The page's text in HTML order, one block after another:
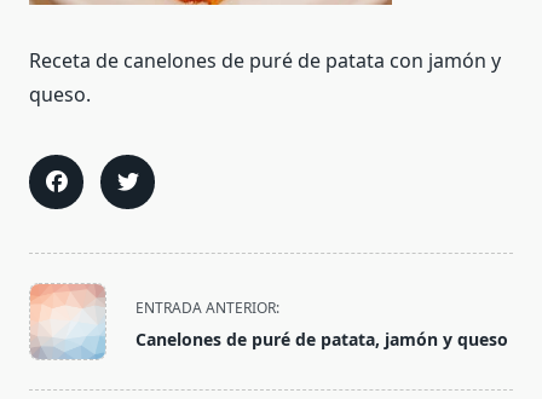
Receta de canelones de puré de patata con jamón y
queso.
<span
class="nav-
subtitle
screen-
ENTRADA ANTERIOR:
Canelones de puré de patata, jamón y queso